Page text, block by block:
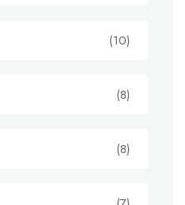
(10)
(8)
(8)